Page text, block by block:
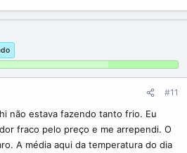
#11
não estava fazendo tanto frio. Eu
fraco pelo preço e me arrependi. O
A média aqui da temperatura do dia